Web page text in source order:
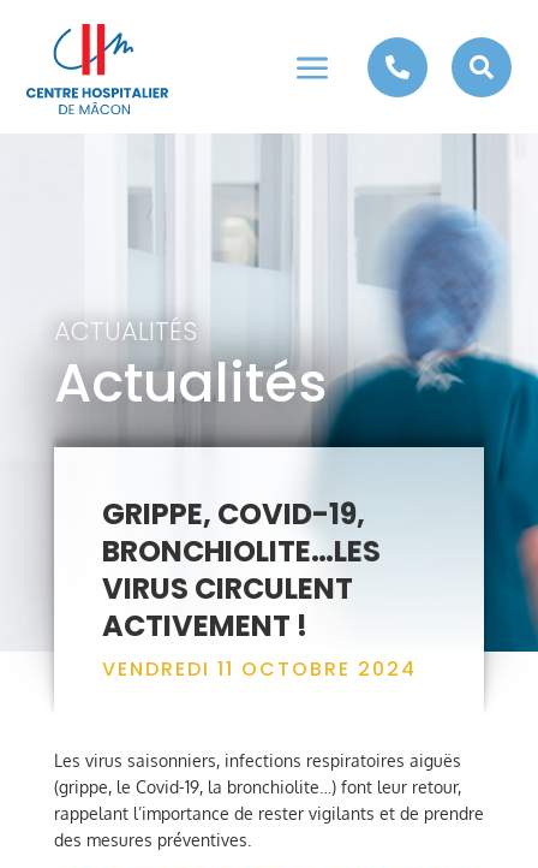
a  
ACTUALITÉS
Actualités
GRIPPE, COVID-19,
BRONCHIOLITE…LES
VIRUS CIRCULENT
ACTIVEMENT !
VENDREDI 11 OCTOBRE 2024
Les virus saisonniers, infections respiratoires aiguës
(grippe, le Covid-19, la bronchiolite…) font leur retour,
rappelant l’importance de rester vigilants et de prendre
des mesures préventives.